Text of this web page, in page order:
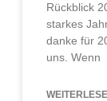
Rückblick
starkes
danke für
uns. Wenn